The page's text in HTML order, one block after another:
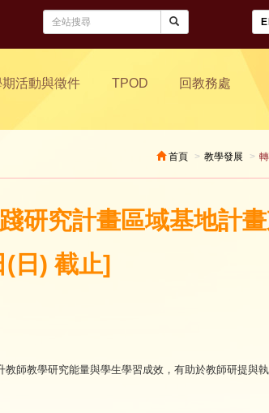
期活動與徵件 TPOD 回教務處
首頁 教學發展
研究計畫區域基地計
(日) 截止]
師教學研究能量與學生學習成效，有助於教師研提與